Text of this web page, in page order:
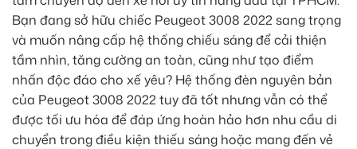
Bạn đang sở hữu chiếc Peugeot 3008 2022 sang trọng
và muốn nâng cấp hệ thống chiếu sáng để cải thiện
tầm nhìn, tăng cường an toàn, cũng như tạo điểm
nhấn độc đáo cho xế yêu? Hệ thống đèn nguyên bản
của Peugeot 3008 2022 tuy đã tốt nhưng vẫn có thể
được tối ưu hóa để đáp ứng hoàn hảo hơn nhu cầu di
chuyển trong điều kiện thiếu sáng hoặc mang đến vẻ